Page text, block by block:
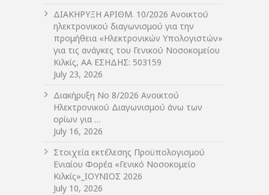
ΔIΑΚΗΡΥΞΗ ΑΡIΘΜ. 10/2026 Ανοικτού
ηλεκτρονικού διαγωνισμού για την
προμήθεια «Ηλεκτρονικών Υπολογιστών»
για τις ανάγκες του Γενικού Νοσοκομείου
Κιλκίς, ΑΑ ΕΣΗΔΗΣ: 503159
July 23, 2026
Διακήρυξη Νο 8/2026 Ανοικτού
Ηλεκτρονικού Διαγωνισμού άνω των
ορίων για …
July 16, 2026
Στοιχεία εκτέλεσης Προϋπολογισμού
Ενιαίου Φορέα «Γενικό Νοσοκομείο
Κιλκίς»_ΙΟΥΝΙΟΣ 2026
July 10, 2026